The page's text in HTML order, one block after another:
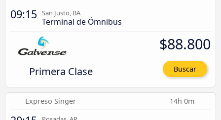
09:15 San Justo, BA
Terminal de Ómnibus
Primera Clase
$88.800
Buscar
Expreso Singer 14h 0m